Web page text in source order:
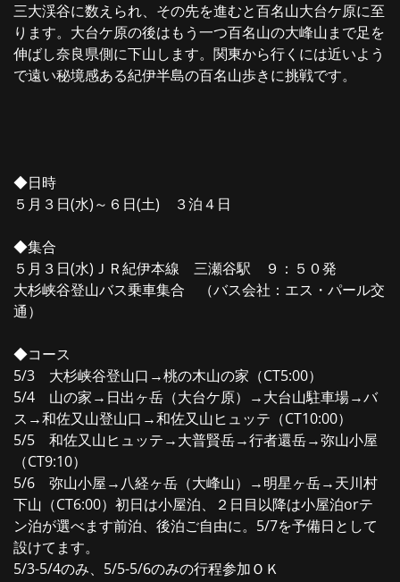
三大渓谷に数えられ、その先を進むと百名山大台ケ原に至
ります。大台ケ原の後はもう一つ百名山の大峰山まで足を
伸ばし奈良県側に下山します。関東から行くには近いよう
で遠い秘境感ある紀伊半島の百名山歩きに挑戦です。
◆日時
５月３日(水)～６日(土) ３泊４日
◆集合
５月３日(水)ＪＲ紀伊本線 三瀬谷駅 ９：５０発
大杉峡谷登山バス乗車集合 （バス会社：エス・パール交
通）
◆コース
5/3 大杉峡谷登山口→桃の木山の家（CT5:00）
5/4 山の家→日出ヶ岳（大台ケ原）→大台山駐車場→バ
ス→和佐又山登山口→和佐又山ヒュッテ（CT10:00）
5/5 和佐又山ヒュッテ→大普賢岳→行者還岳→弥山小屋
（CT9:10）
5/6 弥山小屋→八経ヶ岳（大峰山）→明星ヶ岳→天川村
下山（CT6:00）初日は小屋泊、２日目以降は小屋泊orテ
ン泊が選べます前泊、後泊ご自由に。5/7を予備日として
設けてます。
5/3-5/4のみ、5/5-5/6のみの行程参加ＯＫ